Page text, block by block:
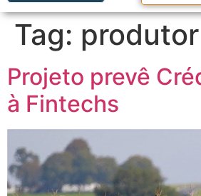
Tag:
Projeto prevê
à Fintechs